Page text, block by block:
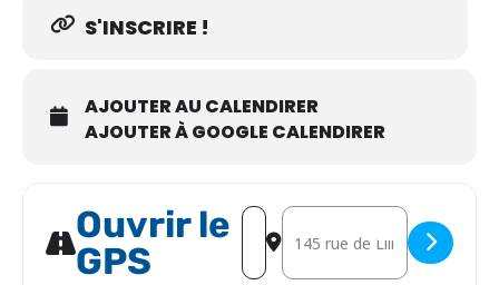
S'INSCRIRE !
AJOUTER AU CALENDIRER
AJOUTER À GOOGLE CALENDIRER
Ouvrir le
GPS
Address - Rencontre des projets
Destination Address -